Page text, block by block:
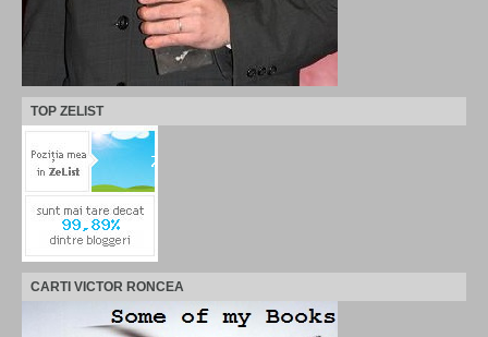
TOP ZELIST
CARTI VICTOR RONCEA